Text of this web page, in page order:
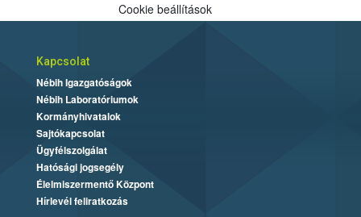
Cookie beállítások
Kapcsolat
Nébih Igazgatóságok
Nébih Laboratóriumok
Kormányhivatalok
Sajtókapcsolat
Ügyfélszolgálat
Hatósági jogsegély
Élelmiszermentő Központ
Hírlevél feliratkozás